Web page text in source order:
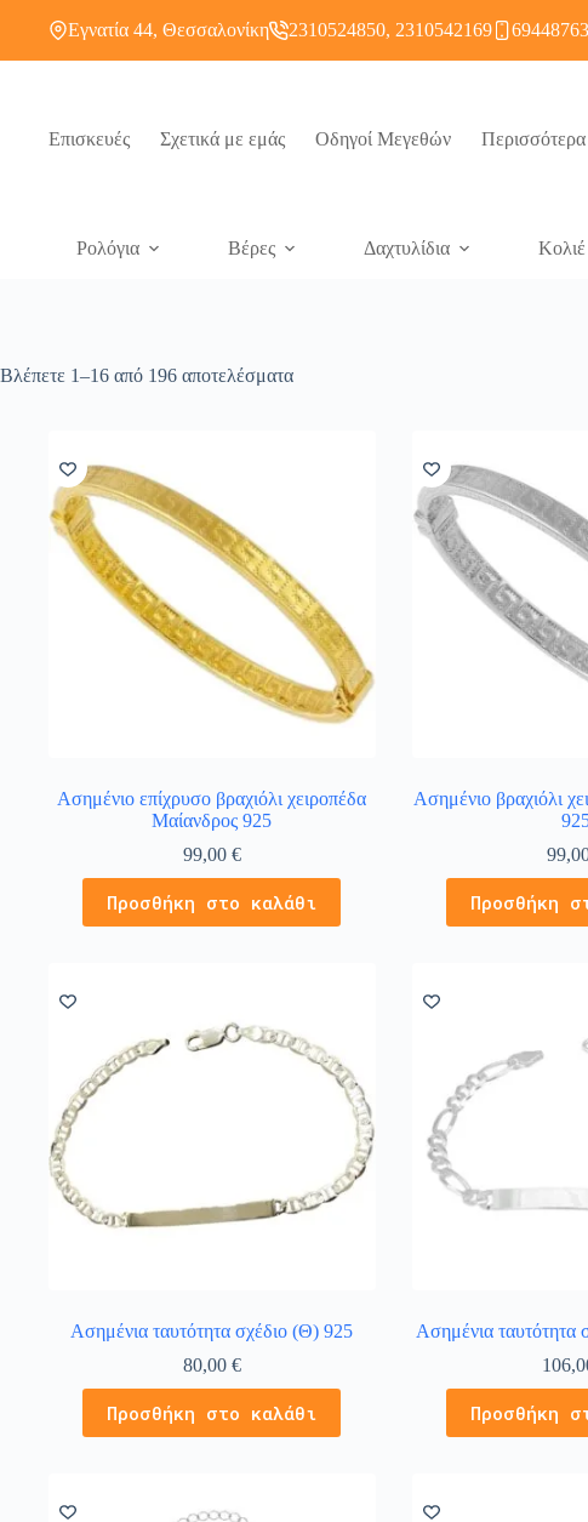
Εγνατία 44, Θεσσαλονίκη 2310524850, 2310542169
Επισκευές Σχετικά με εμάς Οδηγοί Μεγεθών Περισσότερα
Ρολόγια Βέρες Δαχτυλίδια Κολιέ
Βλέπετε 1–16 από 196 αποτελέσματα
Ασημένιο επίχρυσο βραχιόλι χειροπέδα
Μαίανδρος 925
99,00 €
Προσθήκη στο καλάθι
Ασημένιο βραχιόλι
Προσθήκη
Ασημένια ταυτότητα σχέδιο (Θ) 925
80,00 €
Προσθήκη στο καλάθι
Ασημένια ταυτότητα
Προσθήκη